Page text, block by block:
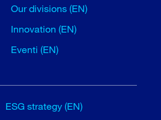
Our divisions (EN)
Innovation (EN)
Eventi (EN)
ESG strategy (EN)